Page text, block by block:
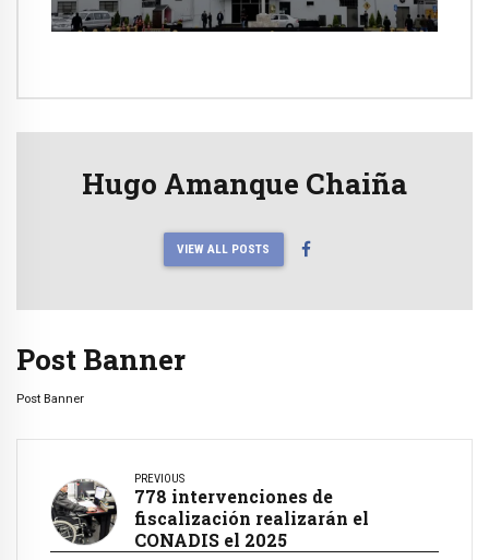
Hugo Amanque Chaiña
VIEW ALL POSTS
Post Banner
Post Banner
PREVIOUS
778 intervenciones de
fiscalización realizarán el
CONADIS el 2025